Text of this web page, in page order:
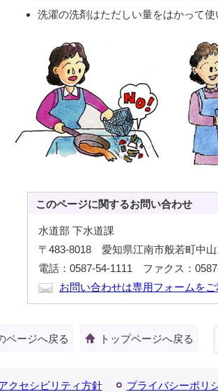
洗濯の洗剤はただしい量をはかって使
このページに関するお問い合わせ
水道部 下水道課
〒483-8018 愛知県江南市般若町中山
電話：0587-54-1111 ファクス：
お問い合わせは専用フォームをご
ページへ戻る トップページへ戻る
クセシビリティ方針 プライバシーポリ